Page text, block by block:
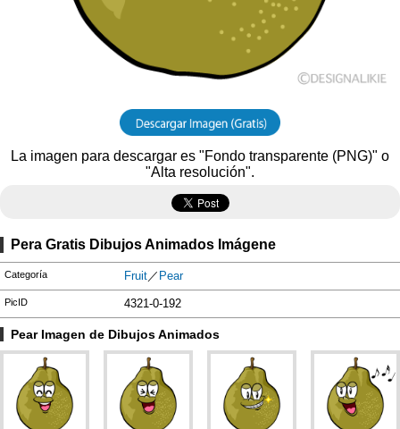
La imagen para descargar es "Fondo transparente (PNG)" o
"Alta resolución".
Pera Gratis Dibujos Animados Imágene
Categoría Fruit／ Pear
PicID 4321-0-192
Pear Imagen de Dibujos Animados